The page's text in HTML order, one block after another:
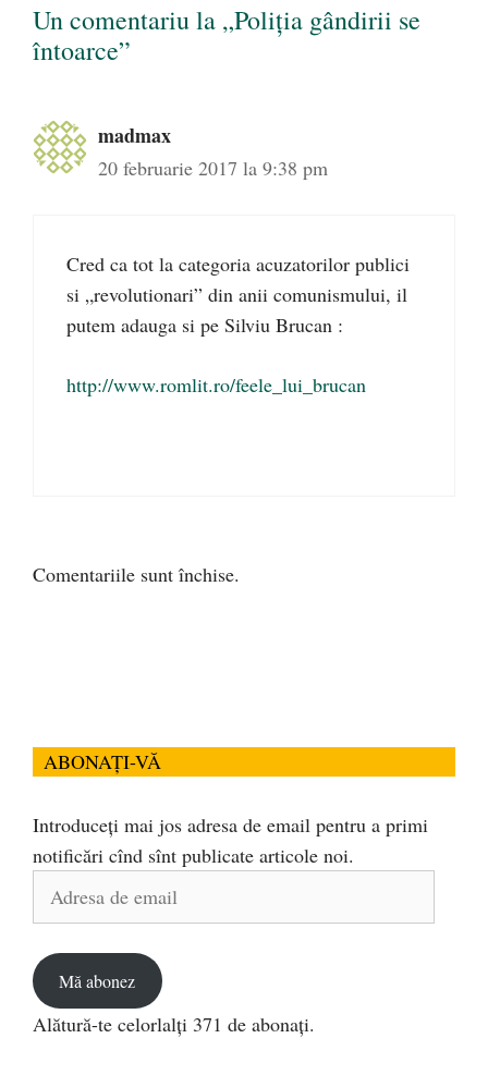
Un comentariu la „Poliția gândirii se
întoarce”
madmax
20 februarie 2017 la 9:38 pm
Cred ca tot la categoria acuzatorilor publici
si „revolutionari” din anii comunismului, il
putem adauga si pe Silviu Brucan :
http://www.romlit.ro/feele_lui_brucan
Comentariile sunt închise.
ABONAȚI-VĂ
Introduceți mai jos adresa de email pentru a primi
notificări cînd sînt publicate articole noi.
Adresa
Mă abonez
Alătură-te celorlalți 371 de abonați.